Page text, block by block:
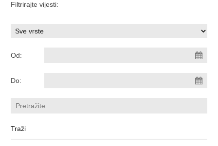
Filtrirajte vijesti:
Od:
Do: